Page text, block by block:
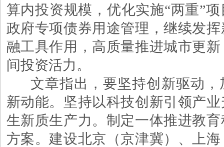
算内投资规模，优化实施“两重”
政府专项债券用途管理，继续发
融工具作用，高质量推进城市更
间投资活力。
文章指出，要坚持创新驱动，
新动能。坚持以科技创新引领产
生新质生产力。制定一体推进教
方案。建设北京（京津冀）、上